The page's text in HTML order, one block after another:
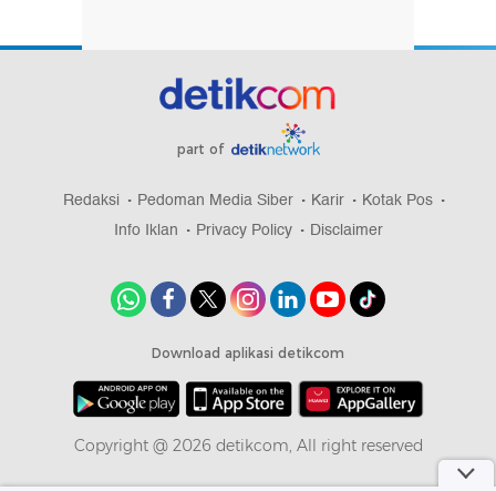
part of
Redaksi Pedoman Media Siber Karir
Kotak Pos
Info Iklan
Privacy Policy Disclaimer
Download aplikasi detikcom
Copyright @ 2026 detikcom, All right reserved